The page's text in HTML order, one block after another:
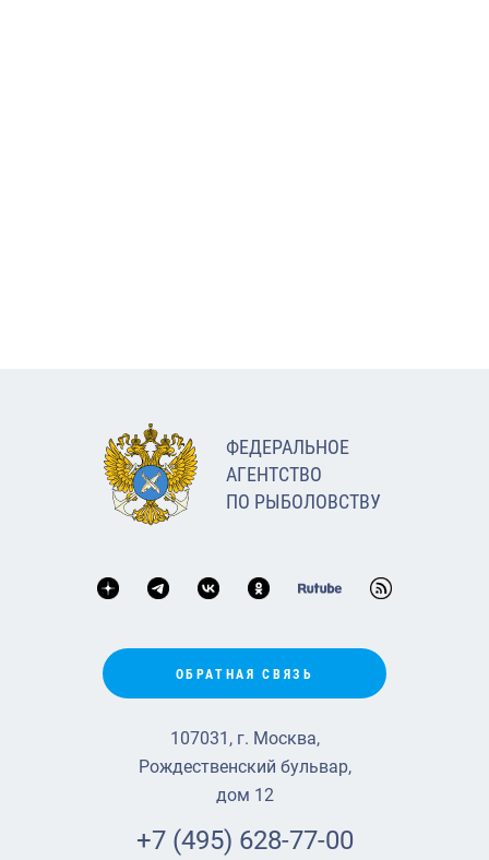
ФЕДЕРАЛЬНОЕ
АГЕНТСТВО
ПО РЫБОЛОВСТВУ
ОБРАТНАЯ СВЯЗЬ
107031, г. Москва,
Рождественский бульвар,
дом 12
+7 (495) 628-77-00